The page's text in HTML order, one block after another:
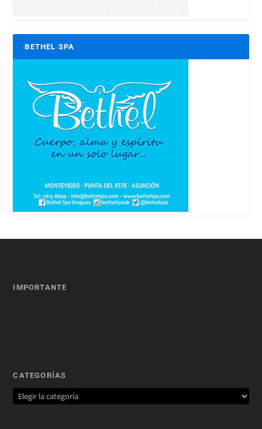
BETHEL SPA
IMPORTANTE
CATEGORÍAS